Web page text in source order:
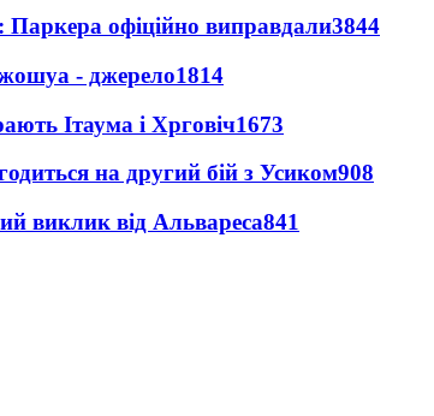
Паркера офіційно виправдали3844
- джерело1814
Ітаума і Хрговіч1673
на другий бій з Усиком908
виклик від Альвареса841